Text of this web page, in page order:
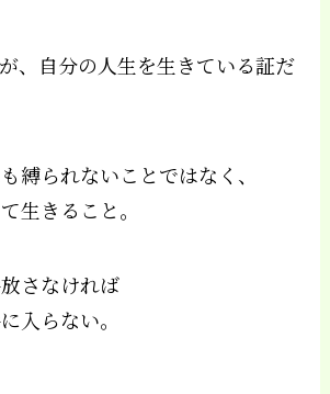
、自分の人生を生きている証だ
縛られないことではなく、
生きること。
さなければ
入らない。